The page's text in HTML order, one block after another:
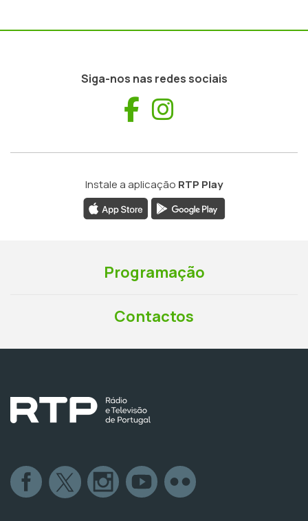
Siga-nos nas redes sociais
Facebook
Instale a aplicação RTP Play
Programação
Contactos